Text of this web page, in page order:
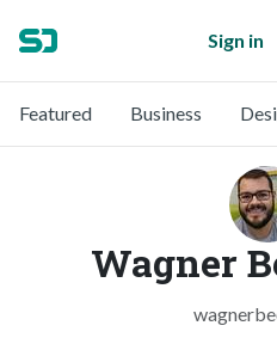
Sign in
Featured Business
Wagner